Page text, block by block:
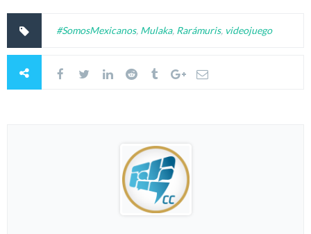
#SomosMexicanos, Mulaka, Rarámuris, videojuego